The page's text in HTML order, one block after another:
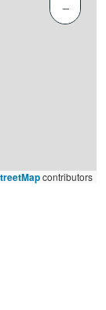
−
contributors